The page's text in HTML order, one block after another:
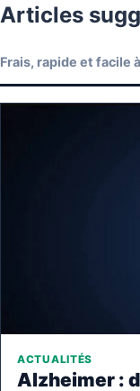
Articles
Frais, rapide et facile
ACTUALITÉS
Alzheimer :